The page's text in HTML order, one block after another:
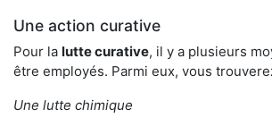
Une action curative
Pour la lutte curative, il y a plusieurs
être employés. Parmi eux, vous
Une lutte chimique